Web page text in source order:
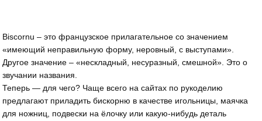
Biscornu – это французское прилагательное со значением
«имеющий неправильную форму, неровный, с выступами».
Другое значение – «нескладный, несуразный, смешной». Это о
звучании названия.
Теперь — для чего? Чаще всего на сайтах по рукоделию
предлагают приладить бискорню в качестве игольницы, маячка
для ножниц, подвески на ёлочку или какую-нибудь деталь